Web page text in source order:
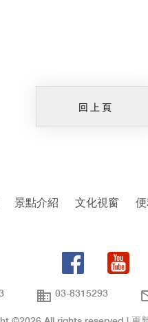
回上頁
景點介紹 文化視窗
business 03-8315293